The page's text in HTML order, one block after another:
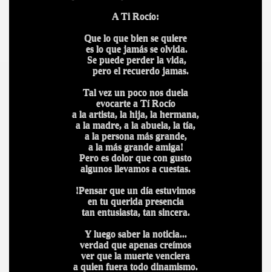
A Ti Rocío:
Que lo que bien se quiere
es lo que jamás se olvida.
Se puede perder la vida,
pero el recuerdo jamas.
Tal vez un poco nos duela
evocarte a Tí Rocío
a la artista, la hija, la hermana,
a la madre, a la abuela, la tía,
a la persona más grande,
a la más grande amiga!
Pero es dolor que con gusto
algunos llevamos a cuestas.
!Pensar que un día estuvimos
en tu querida presencia
tan entusiasta, tan sincera.
Y luego saber la noticia...
verdad que apenas creímos
ver que la muerte venciera
a quien fuera todo dinamismo.